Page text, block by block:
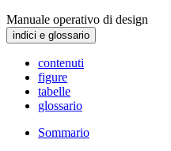
Manuale operativo di design
indici e glossario
contenuti
figure
tabelle
glossario
Sommario